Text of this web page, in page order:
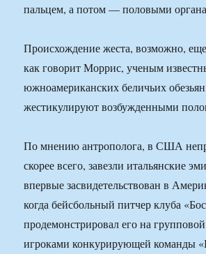
пальцем, а потом — половыми
Происхождение жеста, возможно,
как говорит Моррис, ученым
южноамериканских беличьих
жестикулируют возбужденными
По мнению антрополога, в США
скорее всего, завезли итальянские
впервые засвидетельствован в
когда бейсбольный питчер клуба
продемонстрировал его на
игроками конкурирующей команды